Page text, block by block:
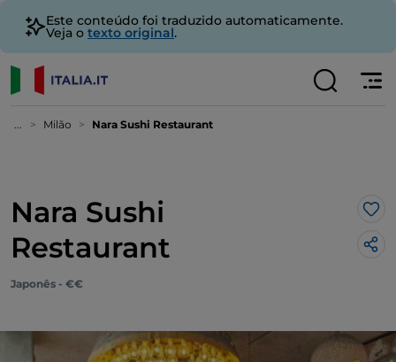
Este conteúdo foi traduzido automaticamente.
Veja o texto original.
... Milão Nara Sushi Restaurant
Nara Sushi
Restaurant
Japonês - €€